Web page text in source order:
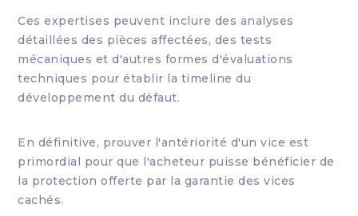
Ces expertises peuvent inclure des analyses
détaillées des pièces affectées, des tests
mécaniques et d'autres formes d'évaluations
techniques pour établir la timeline du
développement du défaut.
En définitive, prouver l'antériorité d'un vice est
primordial pour que l'acheteur puisse bénéficier de
la protection offerte par la garantie des vices
cachés.